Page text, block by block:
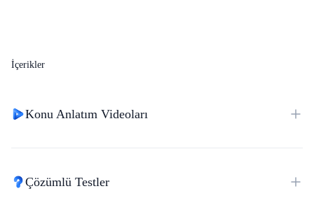
İçerikler
Konu Anlatım Videoları
Çözümlü Testler